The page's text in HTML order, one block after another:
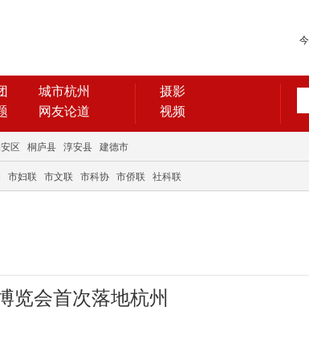
城市杭州
网友论道
摄影
视频
区 桐庐县 淳安县 建德市
市妇联 市文联 市科协 市侨联 社科联
览会首次落地杭州